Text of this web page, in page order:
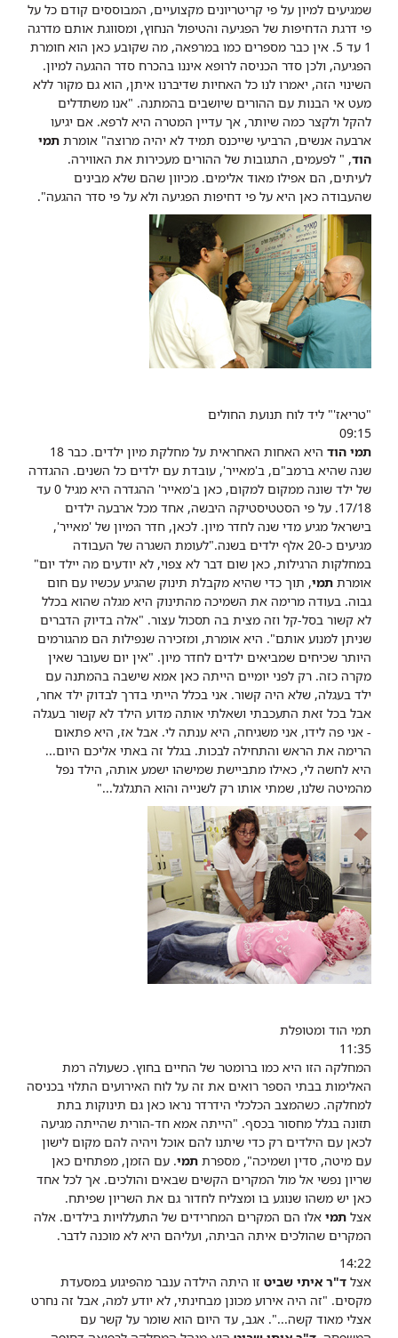
שמגיעים למיון על פי קריטריונים מקצועיים, המבוססים קודם כל על
פי דרגת הדחיפות של הפגיעה והטיפול הנחוץ, ומסווגת אותם מדרגה
1 עד 5. אין כבר מספרים כמו במרפאה, מה שקובע כאן הוא חומרת
הפגיעה, ולכן סדר הכניסה לרופא איננו בהכרח סדר ההגעה למיון.
השינוי הזה, יאמרו לנו כל האחיות שדיברנו איתן, הוא גם מקור ללא
מעט אי הבנות עם ההורים שיושבים בהמתנה. "אנו משתדלים
להקל ולקצר כמה שיותר, אך עדיין המטרה היא לרפא. אם יגיעו
ארבעה אנשים, הרביעי שייכנס תמיד לא יהיה מרוצה" אומרת תמי
הוד, " לפעמים, התגובות של ההורים מעכירות את האווירה.
לעיתים, הם אפילו מאוד אלימים. מכיוון שהם שלא מבינים
שהעבודה כאן היא על פי דחיפות הפגיעה ולא על פי סדר ההגעה".
"טריאז'" ליד לוח תנועת החולים
09:15
תמי הוד
היא האחות האחראית על מחלקת מיון ילדים. כבר 18
שנה שהיא ברמב"ם, ב'מאייר', עובדת עם ילדים כל השנים. ההגדרה
של ילד שונה ממקום למקום, כאן ב'מאייר' ההגדרה היא מגיל 0 עד
17/18. על פי הסטטיסטיקה היבשה, אחד מכל ארבעה ילדים
בישראל מגיע מדי שנה לחדר מיון. לכאן, חדר המיון של 'מאייר',
מגיעים כ-20 אלף ילדים בשנה.
"לעומת השגרה של העבודה
במחלקות הרגילות, כאן שום דבר לא צפוי, לא יודעים מה יילד יום"
אומרת תמי, תוך כדי שהיא מקבלת תינוק שהגיע עכשיו עם חום
גבוה. בעודה מרימה את השמיכה מהתינוק היא מגלה שהוא בכלל
לא קשור בסל-קל וזה מצית בה תסכול עצור. "אלה בדיוק הדברים
שניתן למנוע אותם". היא אומרת, ומזכירה שנפילות הם מהגורמים
היותר שכיחים שמביאים ילדים לחדר מיון. "אין יום שעובר שאין
מקרה כזה. רק לפני יומיים הייתה כאן אמא שישבה בהמתנה עם
ילד בעגלה, שלא היה קשור. אני בכלל הייתי בדרך לבדוק ילד אחר,
אבל בכל זאת התעכבתי ושאלתי אותה מדוע הילד לא קשור בעגלה
- אני פה לידו, אני משגיחה, היא ענתה לי. אבל אז, היא פתאום
הרימה את הראש והתחילה לבכות. בגלל זה באתי אליכם היום...
היא לחשה לי, כאילו מתביישת שמישהו ישמע אותה, הילד נפל
מהמיטה שלנו, שמתי אותו רק לשנייה והוא התגלגל..."
תמי הוד ומטופלת
11:35
המחלקה הזו היא כמו ברומטר של החיים בחוץ. כשעולה רמת
האלימות בבתי הספר רואים את זה על לוח האירועים התלוי בכניסה
למחלקה. כשהמצב הכלכלי הידרדר נראו כאן גם תינוקות בתת
תזונה בגלל מחסור בכסף. "הייתה אמא חד-הורית שהייתה מגיעה
לכאן עם הילדים רק כדי שיתנו להם אוכל ויהיה להם מקום לישון
עם מיטה, סדין ושמיכה", מספרת תמי. עם הזמן, מפתחים כאן
שריון נפשי אל מול המקרים הקשים שבאים והולכים. אך לכל אחד
כאן יש משהו שנוגע בו ומצליח לחדור גם את השריון שפיתח.
אצל תמי אלו הם המקרים המחרידים של התעללויות בילדים. אלה
המקרים שהולכים איתה הביתה, ועליהם היא לא מוכנה לדבר.
14:22
אצל ד"ר איתי שביט זו היתה הילדה ענבר מהפיגוע במסעדת
מקסים. "זה היה אירוע מכונן מבחינתי, לא יודע למה, אבל זה נחרט
אצלי מאוד קשה...". אגב, עד היום הוא שומר על קשר עם